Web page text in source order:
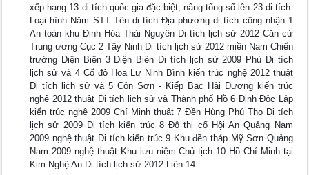
xếp hạng 13 di tích quốc gia đặc biệt, nâng tổng số lên 23 di tích.
Loại hình Năm STT Tên di tích Địa phương di tích công nhận 1
An toàn khu Định Hóa Thái Nguyên Di tích lịch sử 2012 Căn cứ
Trung ương Cục 2 Tây Ninh Di tích lịch sử 2012 miền Nam Chiến
trường Điện Biên 3 Điện Biên Di tích lịch sử 2009 Phủ Di tích
lịch sử và 4 Cố đô Hoa Lư Ninh Bình kiến trúc nghệ 2012 thuật
Di tích lịch sử và 5 Côn Sơn - Kiếp Bạc Hải Dương kiến trúc
nghệ 2012 thuật Di tích lịch sử và Thành phố Hồ 6 Dinh Độc Lập
kiến trúc nghệ 2009 Chí Minh thuật 7 Đền Hùng Phú Thọ Di tích
lịch sử 2009 Di tích kiến trúc 8 Đô thị cổ Hội An Quảng Nam
2009 nghệ thuật Di tích kiến trúc 9 Khu đền tháp Mỹ Sơn Quảng
Nam 2009 nghệ thuật Khu lưu niệm Chủ tịch 10 Hồ Chí Minh tại
Kim Nghệ An Di tích lịch sử 2012 Liên 14